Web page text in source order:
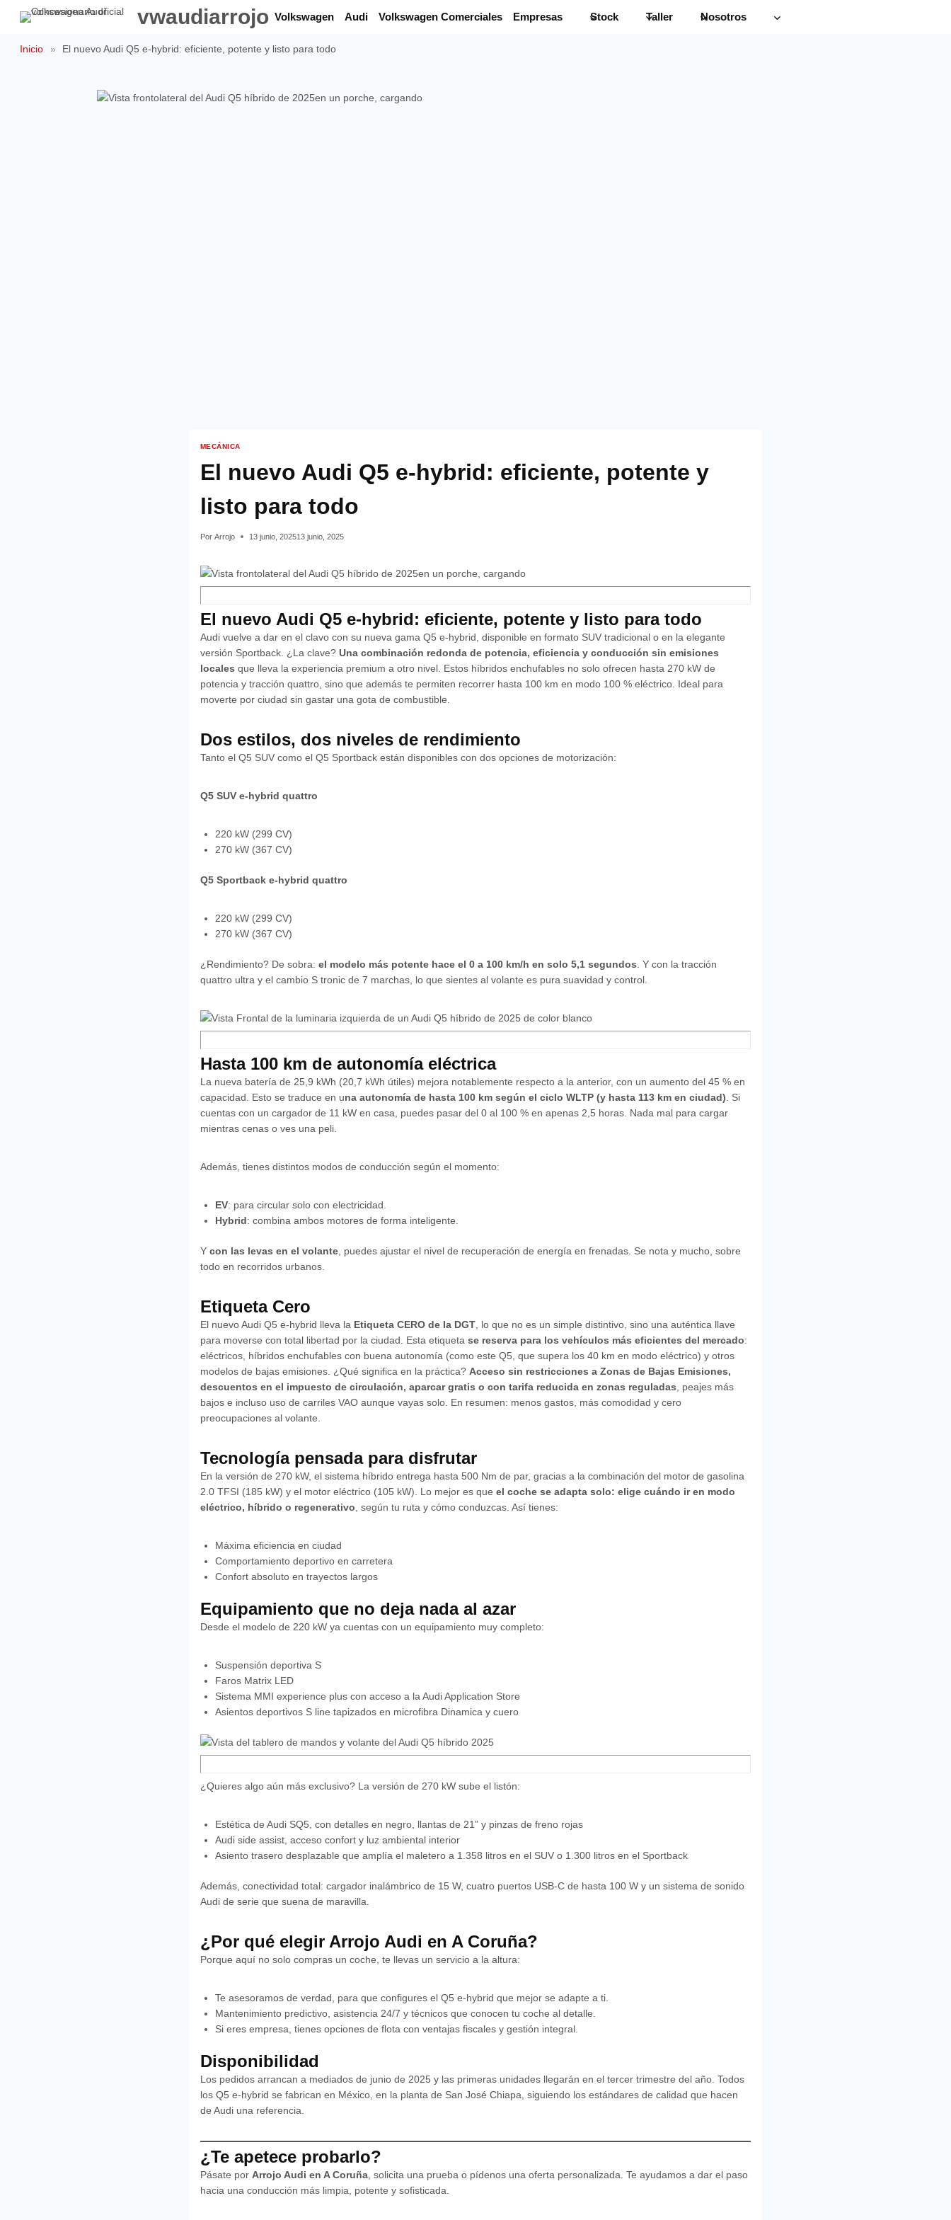
vwaudiarrojo Volkswagen Audi Volkswagen Comerciales Empresas Stock Taller Nosotros
Inicio » El nuevo Audi Q5 e-hybrid: eficiente, potente y listo para todo
MECÁNICA
El nuevo Audi Q5 e-hybrid: eficiente, potente y
listo para todo
Por Arrojo 13 junio, 202513 junio, 2025
El nuevo Audi Q5 e-hybrid: eficiente, potente y listo para todo
Audi vuelve a dar en el clavo con su nueva gama Q5 e-hybrid, disponible en formato SUV tradicional o en la elegante
versión Sportback. ¿La clave? Una combinación redonda de potencia, eficiencia y conducción sin emisiones
locales que lleva la experiencia premium a otro nivel. Estos híbridos enchufables no solo ofrecen hasta 270 kW de
potencia y tracción quattro, sino que además te permiten recorrer hasta 100 km en modo 100 % eléctrico. Ideal para
moverte por ciudad sin gastar una gota de combustible.
Dos estilos, dos niveles de rendimiento
Tanto el Q5 SUV como el Q5 Sportback están disponibles con dos opciones de motorización:
Q5 SUV e-hybrid quattro
220 kW (299 CV)
270 kW (367 CV)
Q5 Sportback e-hybrid quattro
220 kW (299 CV)
270 kW (367 CV)
¿Rendimiento? De sobra: el modelo más potente hace el 0 a 100 km/h en solo 5,1 segundos . Y con la tracción
quattro ultra y el cambio S tronic de 7 marchas, lo que sientes al volante es pura suavidad y control.
Hasta 100 km de autonomía eléctrica
La nueva batería de 25,9 kWh (20,7 kWh útiles) mejora notablemente respecto a la anterior, con un aumento del 45 % en
capacidad. Esto se traduce en una autonomía de hasta 100 km según el ciclo WLTP (y hasta 113 km en ciudad) . Si
cuentas con un cargador de 11 kW en casa, puedes pasar del 0 al 100 % en apenas 2,5 horas. Nada mal para cargar
mientras cenas o ves una peli.
Además, tienes distintos modos de conducción según el momento:
EV: para circular solo con electricidad.
Hybrid: combina ambos motores de forma inteligente.
Y con las levas en el volante , puedes ajustar el nivel de recuperación de energía en frenadas. Se nota y mucho, sobre
todo en recorridos urbanos.
Etiqueta Cero
El nuevo Audi Q5 e-hybrid lleva la Etiqueta CERO de la DGT , lo que no es un simple distintivo, sino una auténtica llave
para moverse con total libertad por la ciudad. Esta etiqueta se reserva para los vehículos más eficientes del mercado:
eléctricos, híbridos enchufables con buena autonomía (como este Q5, que supera los 40 km en modo eléctrico) y otros
modelos de bajas emisiones. ¿Qué significa en la práctica? Acceso sin restricciones a Zonas de Bajas Emisiones,
descuentos en el impuesto de circulación, aparcar gratis o con tarifa reducida en zonas reguladas , peajes más
bajos e incluso uso de carriles VAO aunque vayas solo. En resumen: menos gastos, más comodidad y cero
preocupaciones al volante.
Tecnología pensada para disfrutar
En la versión de 270 kW, el sistema híbrido entrega hasta 500 Nm de par, gracias a la combinación del motor de gasolina
2.0 TFSI (185 kW) y el motor eléctrico (105 kW). Lo mejor es que el coche se adapta solo: elige cuándo ir en modo
eléctrico, híbrido o regenerativo , según tu ruta y cómo conduzcas. Así tienes:
Máxima eficiencia en ciudad
Comportamiento deportivo en carretera
Confort absoluto en trayectos largos
Equipamiento que no deja nada al azar
Desde el modelo de 220 kW ya cuentas con un equipamiento muy completo:
Suspensión deportiva S
Faros Matrix LED
Sistema MMI experience plus con acceso a la Audi Application Store
Asientos deportivos S line tapizados en microfibra Dinamica y cuero
¿Quieres algo aún más exclusivo? La versión de 270 kW sube el listón:
Estética de Audi SQ5, con detalles en negro, llantas de 21” y pinzas de freno rojas
Audi side assist, acceso confort y luz ambiental interior
Asiento trasero desplazable que amplía el maletero a 1.358 litros en el SUV o 1.300 litros en el Sportback
Además, conectividad total: cargador inalámbrico de 15 W, cuatro puertos USB-C de hasta 100 W y un sistema de sonido
Audi de serie que suena de maravilla.
¿Por qué elegir Arrojo Audi en A Coruña?
Porque aquí no solo compras un coche, te llevas un servicio a la altura:
Te asesoramos de verdad, para que configures el Q5 e-hybrid que mejor se adapte a ti.
Mantenimiento predictivo, asistencia 24/7 y técnicos que conocen tu coche al detalle.
Si eres empresa, tienes opciones de flota con ventajas fiscales y gestión integral.
Disponibilidad
Los pedidos arrancan a mediados de junio de 2025 y las primeras unidades llegarán en el tercer trimestre del año. Todos
los Q5 e-hybrid se fabrican en México, en la planta de San José Chiapa, siguiendo los estándares de calidad que hacen
de Audi una referencia.
¿Te apetece probarlo?
Pásate por Arrojo Audi en A Coruña , solicita una prueba o pídenos una oferta personalizada. Te ayudamos a dar el paso
hacia una conducción más limpia, potente y sofisticada.